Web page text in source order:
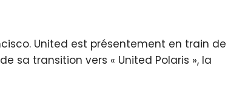
United est présentement en train de
sa transition vers « United Polaris », la